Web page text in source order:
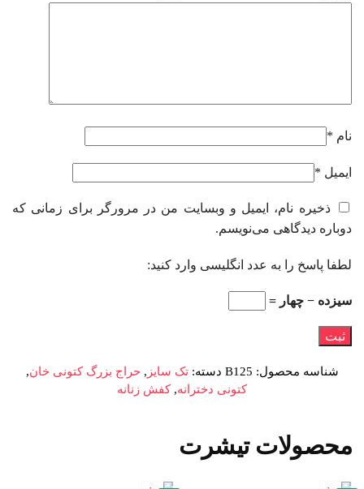
نام *
ایمیل *
ذخیره نام، ایمیل و وبسایت من در مرورگر برای زمانی که
دوباره دیدگاهی می‌نویسم.
لطفا پاسخ را به عدد انگلیسی وارد کنید:
سیزده − چهار =
شناسه محصول: B125 دسته:تک سایز , حراج بزرگ کتونی خان,
کتونی دخترانه,کفش زنانه
محصولات تیشرت